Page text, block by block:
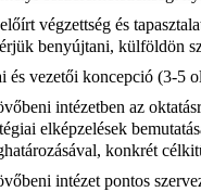
végzettség és
benyújtani, külföldön
és vezetői koncepció (3-5
intézetben az
elképzelések
konkrét
intézet pontos